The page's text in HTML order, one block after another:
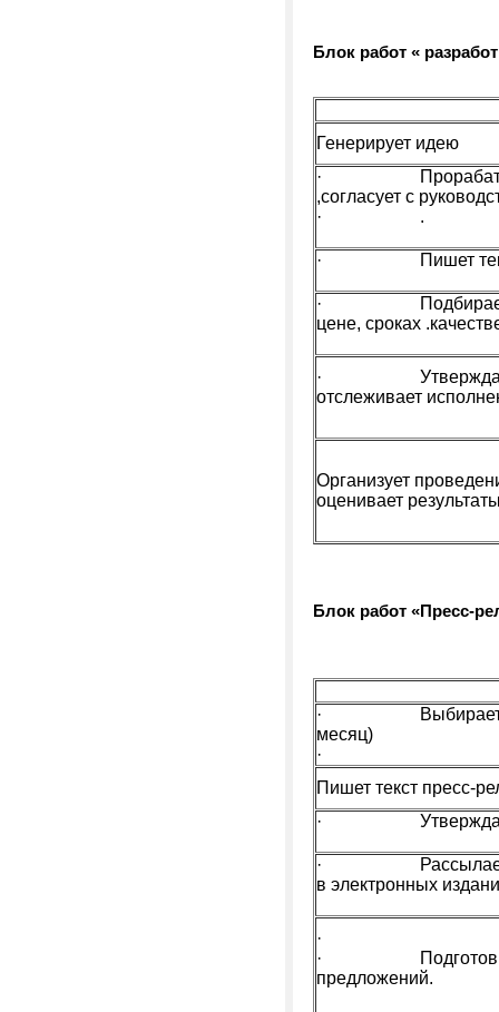
Блок работ «
Генерирует идею
·
,согласует с
· .
· Пишет
· Подбирает
цене, сроках
· Утверждает
отслеживает
Организует
оценивает
Блок работ «Пресс-
· Выбирает
месяц)
·
Пишет текст пресс-
· Утверждает
· Рассылает
в электронных
·
· Подготовка
предложений.